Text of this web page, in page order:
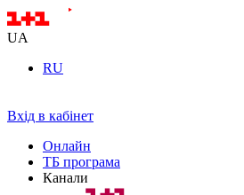
UA
RU
Вхід в кабінет
Онлайн
ТБ програма
Канали